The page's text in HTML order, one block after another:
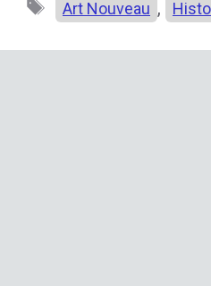
Etiquetas
Art Nouveau ,